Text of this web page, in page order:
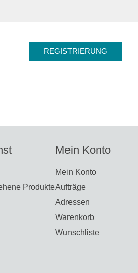
Produkte
Mein Konto
Mein Konto
Aufträge
Adressen
Warenkorb
Wunschliste